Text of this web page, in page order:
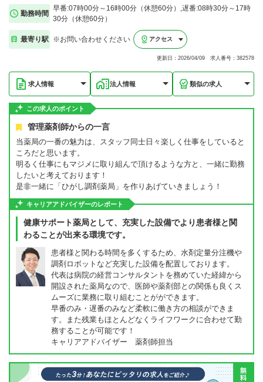
勤務時間
早番:07時00分～16時00分（休憩60分）,遅番:08時30分～17時
30分（休憩60分）
最寄り駅 ※お問い合わせください アクセス
更新日：2026/04/09 求人番号：382578
求人情報 法人情報 類似の求人
この求人のポイント
管理薬剤師からの一言
当薬局の一番の魅力は、スタッフ同士日々楽しく仕事をしていると
ころだと思います。
明るく仕事にもマジメに取り組んで頂けるような方と、一緒に勤務
したいと考えております！
是非一緒に「ひがし調剤薬局」を作りあげていきましょう！
キャリアアドバイザーのレポート
健康サポート薬局として、充実した設備でより患者様と関
わることが出来る環境です。
患者様と関わる時間を多くするため、水剤定量分注機や
調剤ロボットなど充実した設備を配置しております。
代表は病院の経営コンサルタントを務めていた経緯から
開設された薬局なので、医師や薬剤部との関係も良くス
ムーズに業務に取り組むことがができます。
早番のみ・遅番のみなど柔軟に働き方の相談ができま
す。また残業もほとんどなくライフワークに合わせて勤
務することが可能です！
キャリアアドバイザー 薬剤師担当